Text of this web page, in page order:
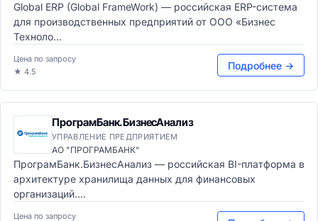
Global ERP (Global FrameWork) — российская ERP-система
для производственных предприятий от ООО «Бизнес
Техноло...
Цена по запросу
★ 4.5
Подробнее →
ПрограмБанк.БизнесАнализ
УПРАВЛЕНИЕ ПРЕДПРИЯТИЕМ
АО "ПРОГРАМБАНК"
ПрограмБанк.БизнесАнализ — российская BI-платформа в
архитектуре хранилища данных для финансовых
организаций....
Цена по запросу